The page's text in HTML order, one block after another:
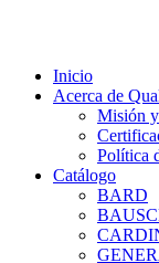
Inicio
Acerca de
Misión
Política
Catálogo
BARD